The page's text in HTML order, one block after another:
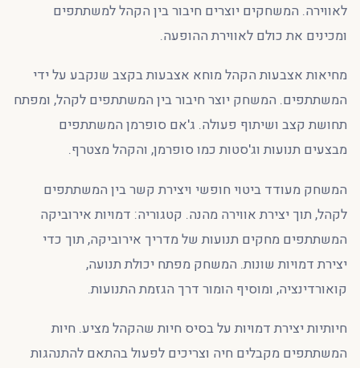
לאווירה. המשחקים יוצרים חיבור בין הקהל למשתתפים
ומכינים את כולם לאווירת ההופעה.
מחיאות אצבעות הקהל מוחא אצבעות בקצב שנקבע על ידי
המשתתפים. המשחק יוצר חיבור בין המשתתפים לקהל, ומפתח
תחושת קצב ושיתוף פעולה. ג'אם סופרמן המשתתפים
מבצעים תנועות וג'סטות כמו סופרמן, והקהל מצטרף.
המשחק מעודד ביטוי חופשי ויצירת קשר בין המשתתפים
לקהל, תוך יצירת אווירה מהנה. קטגוריה: דמויות אירוביקה
המשתתפים מחקים תנועות של מדריך אירוביקה, תוך כדי
יצירת דמויות שונות. המשחק מפתח יכולת תנועה,
קואורדינציה, ומוסיף הומור דרך הגזמת התנועות.
חיותיות יצירת דמויות על בסיס חיות שהקהל מציע. חיות
המשתתפים מקבלים חיה וצריכים לפעול בהתאם להתנהגות